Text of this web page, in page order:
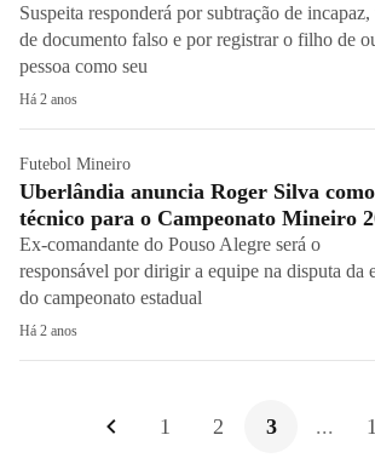
Suspeita responderá por subtração de incapaz,
de documento falso e por registrar o filho de
pessoa como seu
Há 2 anos
Futebol Mineiro
Uberlândia anuncia Roger Silva como
técnico para o Campeonato Mineiro
Ex-comandante do Pouso Alegre será o
responsável por dirigir a equipe na disputa da
do campeonato estadual
Há 2 anos
1 2 3 ...